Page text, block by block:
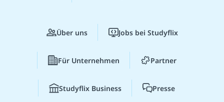
Über uns Jobs bei Studyflix
Für Unternehmen Partner
Studyflix Business Presse